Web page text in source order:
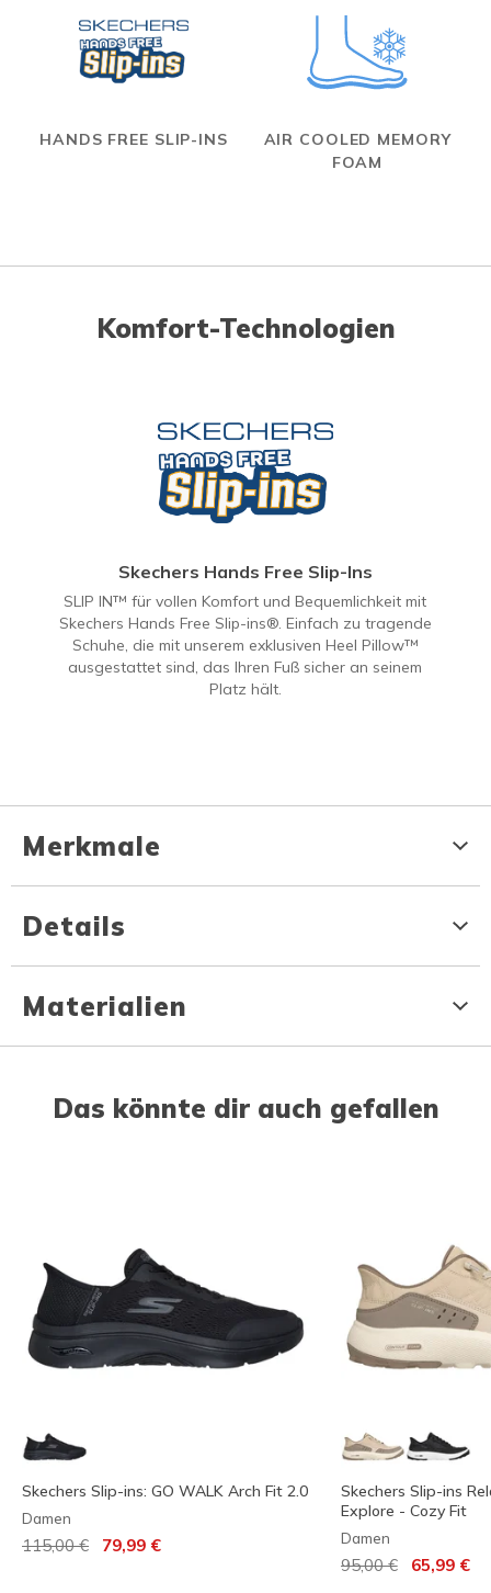
HANDS FREE SLIP-INS
AIR COOLED MEMORY
FOAM
Komfort-Technologien
Skechers Hands Free Slip-Ins
SLIP IN™ für vollen Komfort und Bequemlichkeit mit
Skechers Hands Free Slip-ins®. Einfach zu tragende
Schuhe, die mit unserem exklusiven Heel Pillow™
ausgestattet sind, das Ihren Fuß sicher an seinem
Platz hält.
Merkmale
Details
Materialien
Das könnte dir auch gefallen
Skechers Slip-ins: GO WALK Arch Fit 2.0
Damen
Reduziert von
115,00 € auf
79,99 €
Skechers Slip-ins
Explore - Cozy Fit
Damen
Reduziert von
95,00 €auf65,99 €